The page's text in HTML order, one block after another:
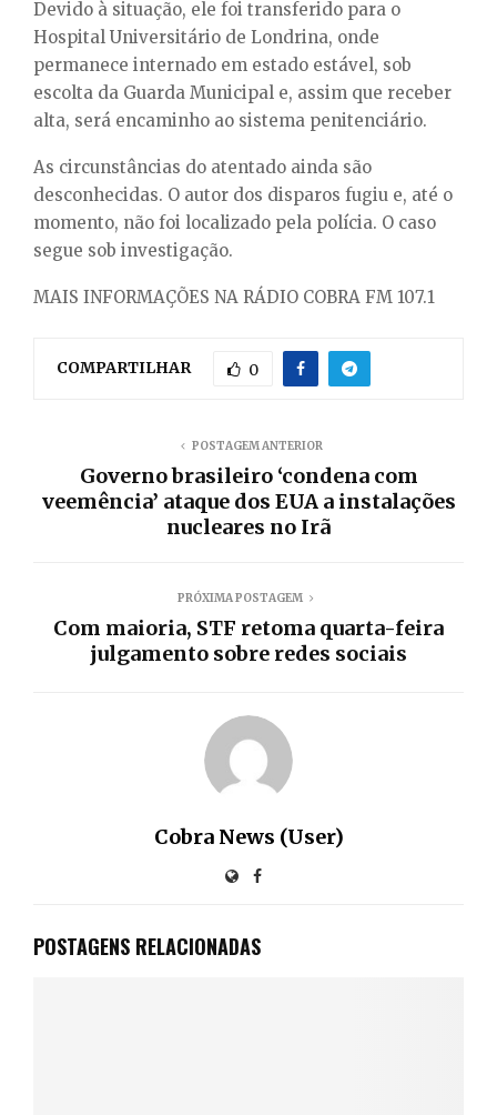
Devido à situação, ele foi transferido para o
Hospital Universitário de Londrina, onde
permanece internado em estado estável, sob
escolta da Guarda Municipal e, assim que receber
alta, será encaminho ao sistema penitenciário.
As circunstâncias do atentado ainda são
desconhecidas. O autor dos disparos fugiu e, até o
momento, não foi localizado pela polícia. O caso
segue sob investigação.
MAIS INFORMAÇÕES NA RÁDIO COBRA FM 107.1
COMPARTILHAR 0
POSTAGEM ANTERIOR
Governo brasileiro ‘condena com
veemência’ ataque dos EUA a instalações
nucleares no Irã
PRÓXIMA POSTAGEM
Com maioria, STF retoma quarta-feira
julgamento sobre redes sociais
Cobra News (User)
POSTAGENS RELACIONADAS